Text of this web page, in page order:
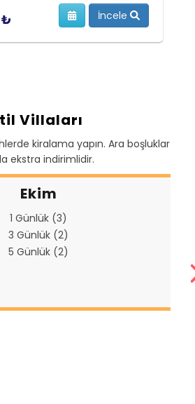
₺ İncele
Villaları
kiralama yapın. Ara boşluklar
ekstra indirimlidir.
Ekim
1 Günlük (3)
3 Günlük (2)
5 Günlük (2)